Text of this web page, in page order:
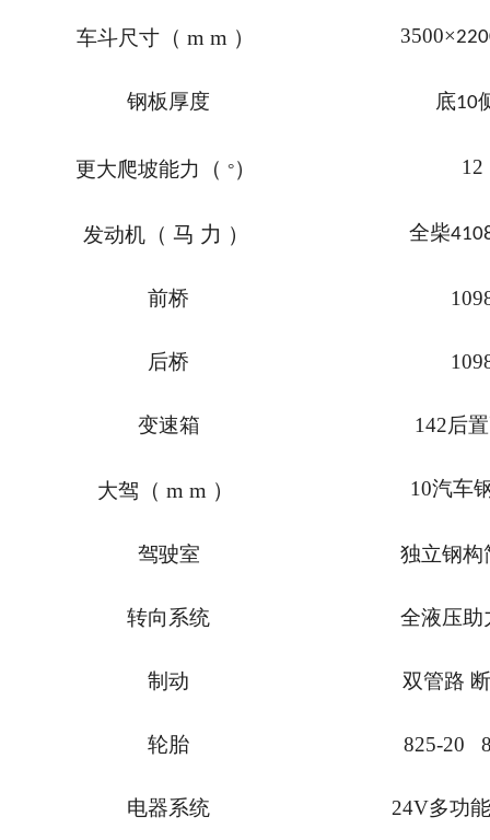
车斗尺寸 （ mm ） 3500×
钢板厚度 底10
更大爬坡能力 （ °） 12
发动机（ 马力 ） 全柴
前桥
后桥
变速箱 142后
大驾 （ mm ） 10汽车
驾驶室 独立钢构
转向系统 全液压助
制动 双管路
轮胎 825-20
电器系统 24V多功